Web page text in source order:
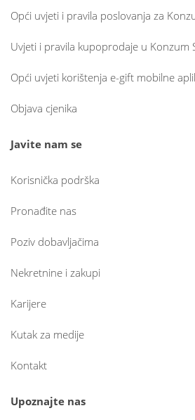
Opći uvjeti i pravila poslovanja za
Uvjeti i pravila kupoprodaje u Konzum
Opći uvjeti korištenja e-gift mobilne
Objava cjenika
Javite nam se
Korisnička podrška
Pronađite nas
Poziv dobavljačima
Nekretnine i zakupi
Karijere
Kutak za medije
Kontakt
Upoznajte nas